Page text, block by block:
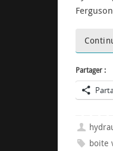
Partager :
boite